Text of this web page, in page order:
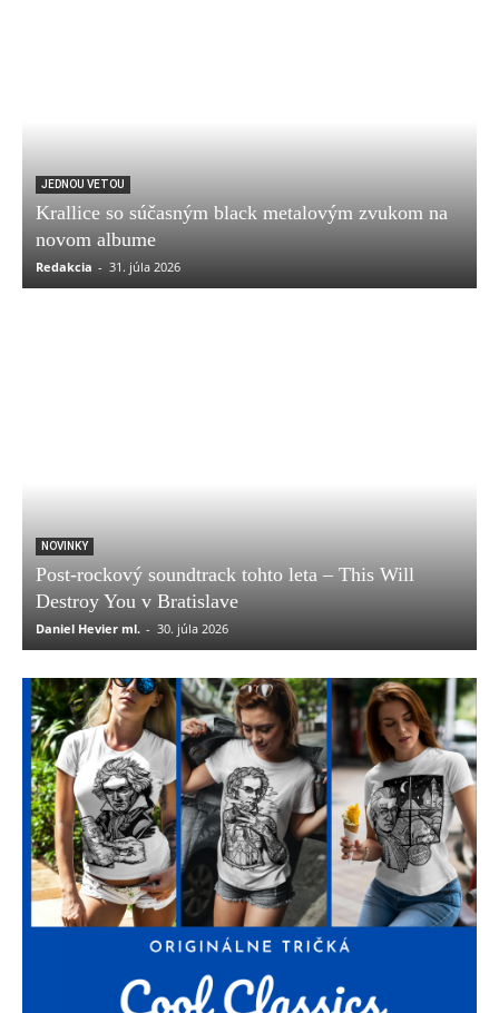
JEDNOU VETOU
Krallice so súčasným black metalovým zvukom na
novom albume
Redakcia - 31. júla 2026
NOVINKY
Post-rockový soundtrack tohto leta – This Will
Destroy You v Bratislave
Daniel Hevier ml. - 30. júla 2026